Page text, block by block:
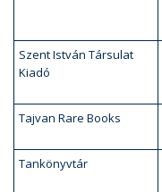
Szent István Társulat
Kiadó
Tajvan Rare Books
Tankönyvtár